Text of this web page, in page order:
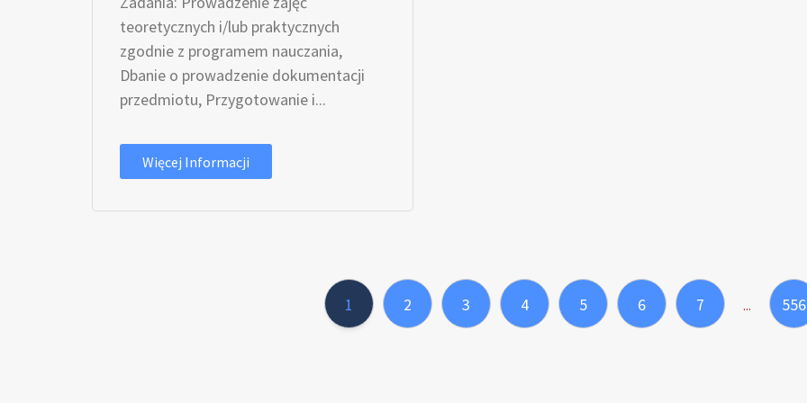
teoretycznych i/lub praktycznych
zgodnie z programem nauczania,
Dbanie o prowadzenie dokumentacji
przedmiotu, Przygotowanie i...
Więcej Informacji
1 2 3 4 5 6 7 ... 556